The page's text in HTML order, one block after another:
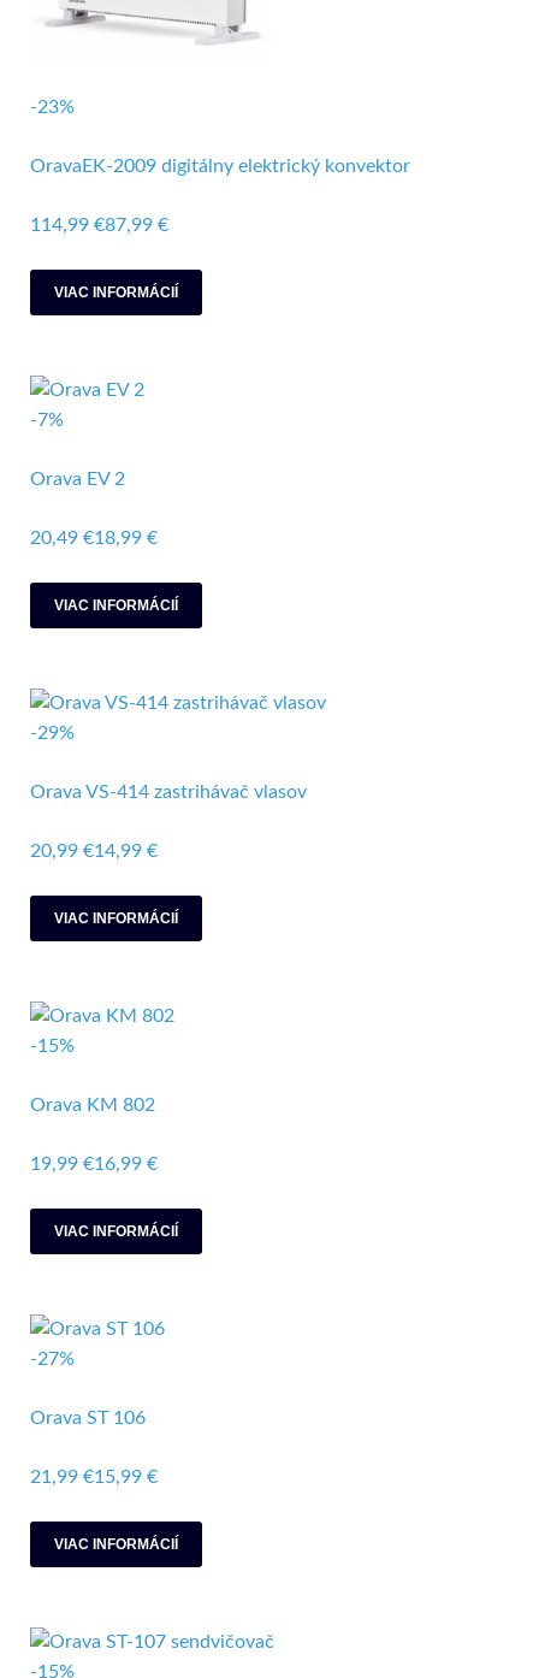
-23%
OravaEK-2009 digitálny elektrický konvektor
114,99 €87,99 €
VIAC INFORMÁCIÍ
-7%
Orava EV 2
20,49 €18,99 €
VIAC INFORMÁCIÍ
-29%
Orava VS-414 zastrihávač vlasov
20,99 €14,99 €
VIAC INFORMÁCIÍ
-15%
Orava KM 802
19,99 €16,99 €
VIAC INFORMÁCIÍ
-27%
Orava ST 106
21,99 €15,99 €
VIAC INFORMÁCIÍ
-15%